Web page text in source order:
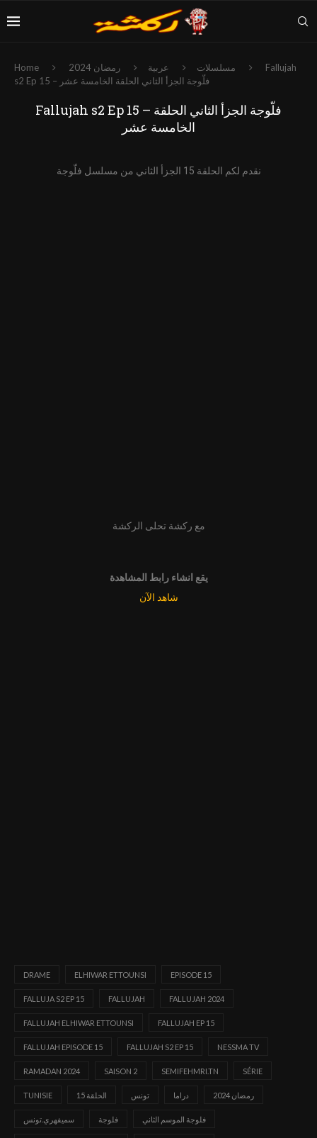
Home مسلسلات عربية رمضان 2024
Fallujah
s2 Ep 15 – فلّوجة الجزأ الثاني الحلقة الخامسة عشر
Fallujah s2 Ep 15 – فلّوجة الجزأ الثاني الحلقة
الخامسة عشر
نقدم لكم الحلقة 15 الجزأ الثاني من مسلسل فلّوجة
مع ركشة تحلى الركشة
يقع انشاء رابط المشاهدة
شاهد الآن
DRAME ELHIWAR ETTOUNSI EPISODE 15
FALLUJA S2 EP 15 FALLUJAH FALLUJAH 2024
FALLUJAH ELHIWAR ETTOUNSI FALLUJAH EP 15
FALLUJAH EPISODE 15 FALLUJAH S2 EP 15 NESSMA TV
RAMADAN 2024 SAISON 2 SEMIFEHMRI.TN SÉRIE
TUNISIE الحلقة 15 تونس دراما رمضان 2024
سميفهري.تونس فلوجة فلوجة الموسم الثاني